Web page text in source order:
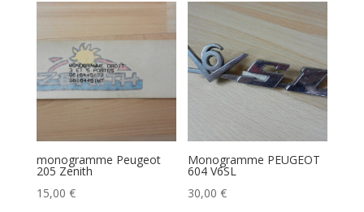
monogramme Peugeot
205 Zenith
15,00 €
Monogramme PEUGEOT
604 V6SL
30,00€